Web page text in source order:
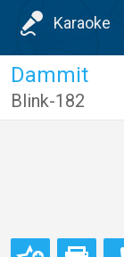
Karaoke
Dammit
Blink-182